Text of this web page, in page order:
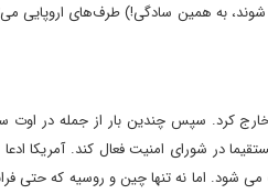
به همین سادگی!) طرف‌های اروپایی
در شورای امنیت فعال کند. آمریکا
محسوب می شود. اما نه تنها چین و روسیه که